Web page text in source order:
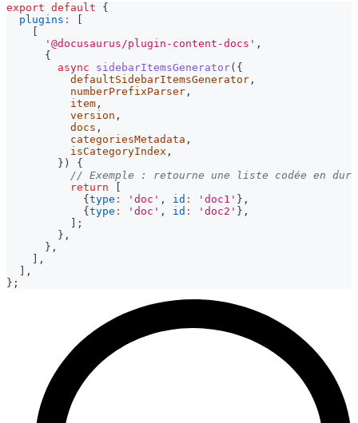
export default
{
plugins :
[
[
'@docusaurus/plugin-content-docs' ,
{
async
sidebarItemsGenerator( {
          defaultSidebarItemsGenerator
,
          numberPrefixParser
,
          item
,
          version
,
          docs
,
          categoriesMetadata
,
          isCategoryIndex
,
} )
{
// Exemple : retourne une liste codée en
return
[
{type : 'doc' , id : 'doc1' } ,
{type : 'doc' , id : 'doc2' } ,
] ;
} ,
} ,
] ,
] ,
} ;